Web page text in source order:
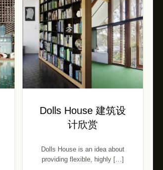
Dolls House 建筑设
计欣赏
Dolls House is an idea about
providing flexible, highly […]